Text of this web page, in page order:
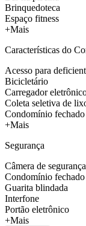
Brinquedoteca
Espaço fitness
+Mais
Características do
Acesso para
Bicicletário
Carregador
Coleta seletiva de
Condomínio fechado
+Mais
Segurança
Câmera de segurança
Condomínio fechado
Guarita blindada
Interfone
Portão eletrônico
+Mais